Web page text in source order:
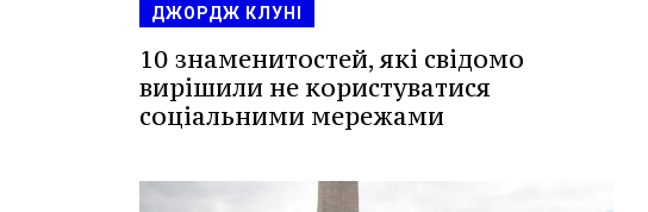
ДЖОРДЖ КЛУНІ
10 знаменитостей, які свідомо
вирішили не користуватися
соціальними мережами